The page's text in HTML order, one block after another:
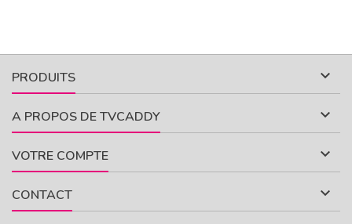
PRODUITS 
A PROPOS DE TVCADDY 
VOTRE COMPTE 
CONTACT 